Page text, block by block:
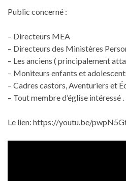
Public concerné :
– Directeurs MEA
– Directeurs des Ministères
– Les anciens ( principalement
– Moniteurs enfants et
– Cadres castors, Aventuriers et
– Tout membre d’église intéressé .
Le lien: https://youtu.be/